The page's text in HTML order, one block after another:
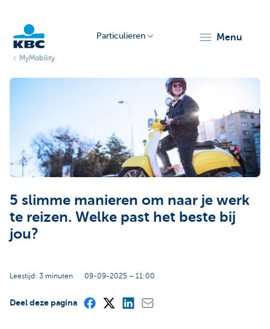
Particulieren
Particulieren menu
MyMobility
5 slimme manieren om naar je werk
te reizen. Welke past het beste bij
jou?
Leestijd: 3 minuten 09-09-2025 – 11:00
Deel deze pagina